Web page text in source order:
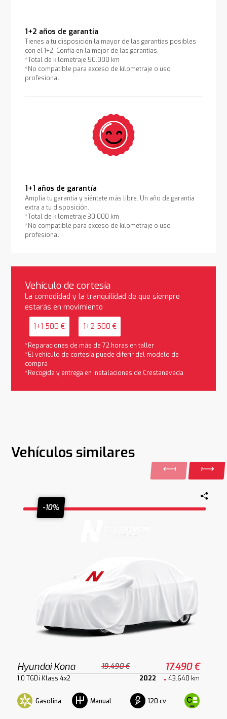
1+2 años de garantía
Tienes a tu disposición la mayor de las garantías posibles
con el 1+2. Confía en la mejor de las garantías.
*Total de kilometraje 50.000 km
*No compatible para exceso de kilometraje o uso
profesional
1+1 años de garantía
Amplía tu garantía y siéntete más libre. Un año de garantía
extra a tu disposición.
*Total de kilometraje 30.000 km
*No compatible para exceso de kilometraje o uso
profesional
Vehículo de cortesía
La comodidad y la tranquilidad de que siempre
estarás en movimiento
1+1 500 € 1+2 500 €
*Reparaciones de más de 72 horas en taller
*El vehículo de cortesía puede diferir del modelo de
compra
*Recogida y entrega en instalaciones de Crestanevada
Vehículos similares
-10%
Hyundai Kona 19.490 € 17.490 €
1.0 TGDi Klass 4x2 2022 43.640 km
Gasolina Manual 120 cv